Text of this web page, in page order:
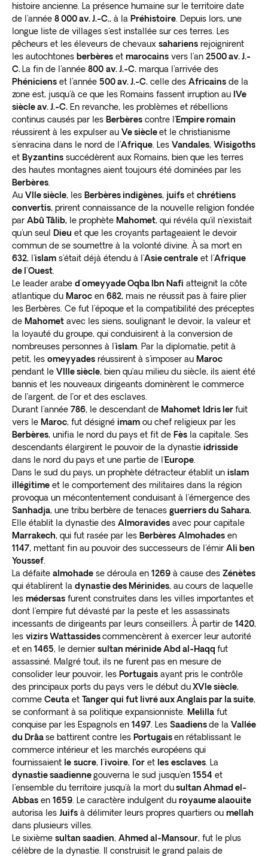
histoire ancienne. La présence humaine sur le territoire date
de l'année 8 000 av. J.-C., à la Préhistoire . Depuis lors, une
longue liste de villages s'est installée sur ces terres. Les
pêcheurs et les éleveurs de chevaux sahariens rejoignirent
les autochtones berbères et marocains vers l'an 2500 av. J.-
C. La fin de l'année 800 av. J.-C. marqua l'arrivée des
Phéniciens et l'année 500 av. J.-C. celle des Africains de la
zone est, jusqu'à ce que les Romains fassent irruption au IVe
siècle av. J.-C. En revanche, les problèmes et rébellions
continus causés par les Berbères contre l'Empire romain
réussirent à les expulser au Ve siècleet le christianisme
s'enracina dans le nord de l'Afrique . Les Vandales, Wisigoths
et Byzantins succédèrent aux Romains, bien que les terres
des hautes montagnes aient toujours été dominées par les
Berbères
Au VIIe siècle, les Berbères indigènes, juifs et chrétiens
convertis, prirent connaissance de la nouvelle religion fondée
par Abû Tâlib, le prophète Mahomet, qui révéla qu'il n'existait
qu'un seul
Dieu et que les croyants partageaient le devoir
commun de se soumettre à la volonté divine. À sa mort en
632, l'islam s'était déjà étendu à l'Asie centrale et l'Afrique
de l'Ouest
Le leader arabe d'omeyyade Oqba Ibn Nafi atteignit la côte
atlantique du Maroc en 682, mais ne réussit pas à faire plier
les Berbères. Ce fut l'époque et la compatibilité des préceptes
de Mahomet avec les siens, soulignant le devoir, la valeur et
la loyauté du groupe, qui conduisirent à la conversion de
nombreuses personnes à l'islam . Par la diplomatie, petit à
petit, les omeyyades réussirent à s'imposer au Maroc
pendant le VIIIe siècle, bien qu’au milieu du siècle, ils aient été
bannis et les nouveaux dirigeants dominèrent le commerce
de l’argent, de l’or et des esclaves.
Durant l'année 786, le descendant de Mahomet Idris Ierfuit
vers le Maroc, fut désigné imam ou chef religieux par les
Berbères, unifia le nord du pays et fit de Fès la capitale. Ses
descendants élargirent le pouvoir de la dynastie idrisside
dans le nord du pays et une partie de l'Europe
Dans le sud du pays, un prophète détracteur établit un islam
illégitime et le comportement des militaires dans la région
provoqua un mécontentement conduisant à l'émergence des
Sanhadja, une tribu berbère de tenaces guerriers du Sahara.
Elle établit la dynastie des Almoravides avec pour capitale
Marrakech, qui fut rasée par les Berbères Almohades en
1147, mettant fin au pouvoir des successeurs de l'émir Ali ben
Youssef
La défaite almohade se déroula en 1269 à cause des Zénètes
qui établirent la dynastie des Mérinides, au cours de laquelle
les médersas furent construites dans les villes importantes et
dont l'empire fut dévasté par la peste et les assassinats
incessants de dirigeants par leurs conseillers. À partir de 1420,
les vizirs Wattassidescommencèrent à exercer leur autorité
et en 1465, le dernier sultan mérinide Abd al-Haqq fut
assassiné. Malgré tout, ils ne furent pas en mesure de
consolider leur pouvoir, les Portugais ayant pris le contrôle
des principaux ports du pays vers le début duXVIe siècle,
comme Ceuta et Tanger qui fut livré aux Anglais par la suite,
se conformant à sa politique expansionniste. Melilla fut
conquise par les Espagnols en 1497 . Les Saadiensde la Vallée
du Drâase battirent contre les Portugaisen rétablissant le
commerce intérieur et les marchés européens qui
fournissaient le sucre, l'ivoire, l’or et les esclaves . La
dynastie saadiennegouverna le sud jusqu'en 1554 et
l'ensemble du territoire jusqu'à la mort dusultan Ahmad el-
Abbas en 1659 . Le caractère indulgent du royaume alaouite
autorisa les Juifs à délimiter leurs propres quartiers ou mellah
dans plusieurs villes.
Le sixième sultan saadien, Ahmed al-Mansour, fut le plus
célèbre de la dynastie. Il construisit le grand palais de